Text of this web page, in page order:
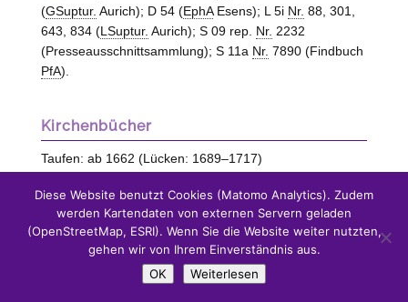
(GSuptur. Aurich); D 54 (EphAEsens); L 5i Nr. 88, 301,
643, 834 (LSuptur. Aurich); S 09 rep. Nr. 2232
(Presseausschnittsammlung); S 11a Nr. 7890 (Findbuch
PfA).
Kirchenbücher
Taufen: ab 1662 (Lücken: 1689–1717)
1712–1865)
Begräbnisse: ab 1662
Kommunikanten: ab 1724 (Lücken: Ende 1762–1765;
unvollständig: 1724–1761)
Konfirmationen: ab 1804
Diese Website benutzt Cookies (Matomo Analytics). Zudem
werden Kartendaten von externen Servern geladen
(OpenStreetMap, ESRI). Wenn Sie die Website weiter nutzten,
gehen wir von Ihrem Einverständnis aus.
OK
Weiterlesen